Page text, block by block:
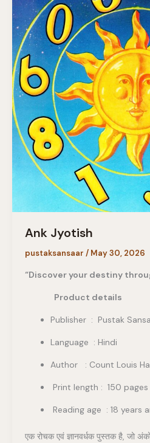
Ank Jyotish
pustaksansaar / May 30, 2026
“Discover your destiny
Product details
Publisher ‏ : ‎ Pustak
Language : Hindi
Author : Count Louis
Print length : 150 pages
Reading age : 18 years
एक रोचक एवं ज्ञानवर्धक पुस्तक है, जो